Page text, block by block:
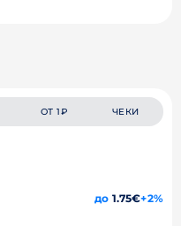
ОТ 1₽ ЧЕКИ
до 1.75€+2%